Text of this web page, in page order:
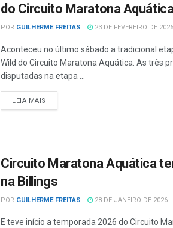
do Circuito Maratona Aquática
POR GUILHERME FREITAS 23 DE FEVEREIRO DE 2026
Aconteceu no último sábado a tradicional
Wild do Circuito Maratona Aquática. As três
disputadas na etapa ...
LEIA MAIS
Circuito Maratona Aquática
na Billings
POR GUILHERME FREITAS 28 DE JANEIRO DE 2026
E teve início a temporada 2026 do Circuito